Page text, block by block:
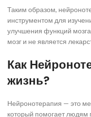
Таким образом,
инструментом для
улучшения функций
мозг и не является
Как
жизнь?
Нейронотерапия — это
который помогает людям